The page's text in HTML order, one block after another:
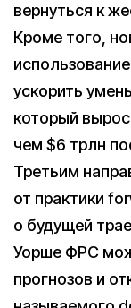
вернуться к
Кроме того,
ускорить
который
чем $6 трлн
Третьим
от практики
о будущей
Уорше ФРС
прогнозов и